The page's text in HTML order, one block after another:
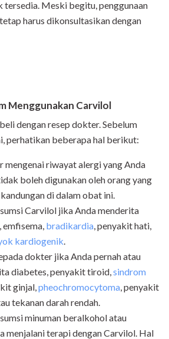
tersedia. Meski begitu, penggunaan
harus dikonsultasikan dengan
Menggunakan Carvilol
dengan resep dokter. Sebelum
perhatikan beberapa hal berikut:
mengenai riwayat alergi yang Anda
boleh digunakan oleh orang yang
di dalam obat ini.
Carvilol jika Anda menderita
emfisema, bradikardia, penyakit hati,
kardiogenik.
dokter jika Anda pernah atau
diabetes, penyakit tiroid,sindrom
ginjal,pheochromocytoma,penyakit
tekanan darah rendah.
minuman beralkohol atau
menjalani terapi dengan Carvilol. Hal